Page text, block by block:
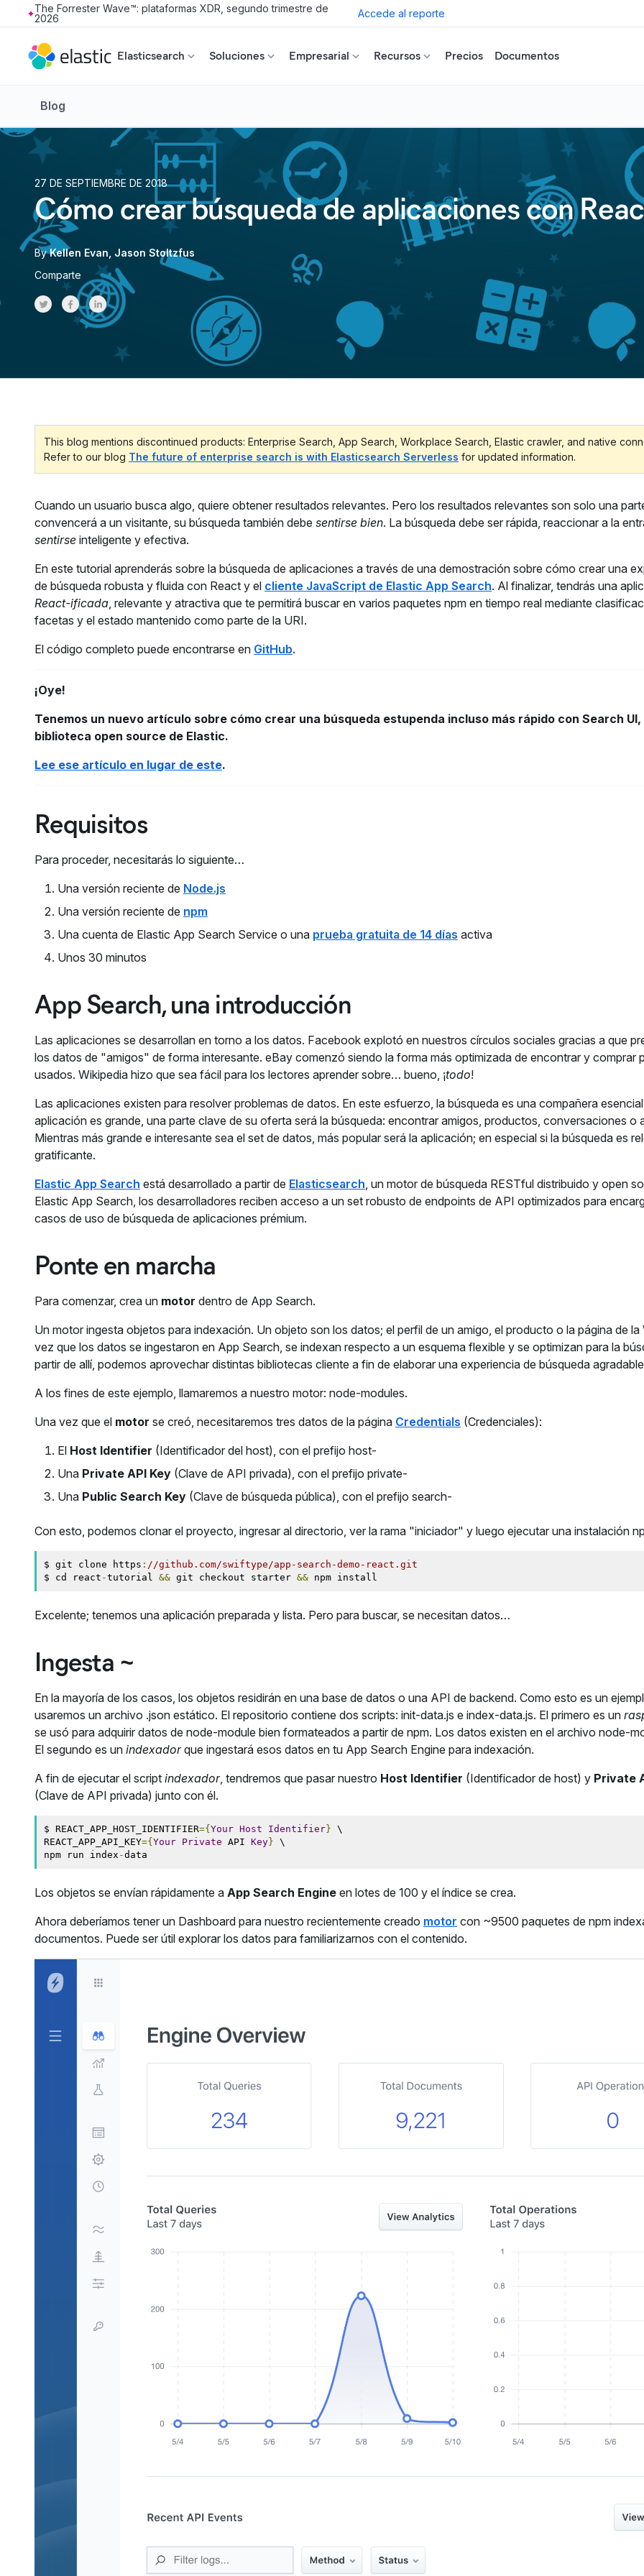
Skip to main content
The Forrester Wave™: plataformas XDR, segundo trimestre de
2026
Accede al reporte
Elasticsearch Soluciones Empresarial Recursos Precios Documentos
Blog
27 DE SEPTIEMBRE DE 2018
Cómo crear búsqueda de aplicaciones con
By Kellen Evan Jason Stoltzfus
Comparte
Share on Twitter
Share on Facebook
Share on LinkedInr
This blog mentions discontinued products: Enterprise Search, App Search, Workplace Search, Elastic crawler, and native
Refer to our blog The future of enterprise search is with Elasticsearch Serverless for updated information.
Cuando un usuario busca algo, quiere obtener resultados relevantes. Pero los resultados relevantes son solo una
convencerá a un visitante, su búsqueda también debe sentirse bien. La búsqueda debe ser rápida, reaccionar a la
sentirse inteligente y efectiva.
En este tutorial aprenderás sobre la búsqueda de aplicaciones a través de una demostración sobre cómo crear una
de búsqueda robusta y fluida con React y el cliente JavaScript de Elastic App Search. Al finalizar, tendrás una
React-ificada, relevante y atractiva que te permitirá buscar en varios paquetes npm en tiempo real mediante
facetas y el estado mantenido como parte de la URI.
El código completo puede encontrarse en GitHub.
¡Oye!
Tenemos un nuevo artículo sobre cómo crear una búsqueda estupenda incluso más rápido con Search UI,
biblioteca open source de Elastic.
Lee ese artículo en lugar de este.
Requisitos
Para proceder, necesitarás lo siguiente…
Una versión reciente de Node.js
Una versión reciente de npm
Una cuenta de Elastic App Search Service o una prueba gratuita de 14 días activa
Unos 30 minutos
App Search, una introducción
Las aplicaciones se desarrollan en torno a los datos. Facebook explotó en nuestros círculos sociales gracias a que
los datos de "amigos" de forma interesante. eBay comenzó siendo la forma más optimizada de encontrar y comprar
usados. Wikipedia hizo que sea fácil para los lectores aprender sobre… bueno, ¡todo!
Las aplicaciones existen para resolver problemas de datos. En este esfuerzo, la búsqueda es una compañera
aplicación es grande, una parte clave de su oferta será la búsqueda: encontrar amigos, productos, conversaciones o
Mientras más grande e interesante sea el set de datos, más popular será la aplicación; en especial si la búsqueda es
gratificante.
Elastic App Search está desarrollado a partir de Elasticsearch, un motor de búsqueda RESTful distribuido y open
Elastic App Search, los desarrolladores reciben acceso a un set robusto de endpoints de API optimizados para
casos de uso de búsqueda de aplicaciones prémium.
Ponte en marcha
Para comenzar, crea un motor dentro de App Search.
Un motor ingesta objetos para indexación. Un objeto son los datos; el perfil de un amigo, el producto o la página de la
vez que los datos se ingestaron en App Search, se indexan respecto a un esquema flexible y se optimizan para la
partir de allí, podemos aprovechar distintas bibliotecas cliente a fin de elaborar una experiencia de búsqueda
A los fines de este ejemplo, llamaremos a nuestro motor: node-modules.
Una vez que el motor se creó, necesitaremos tres datos de la página Credentials (Credenciales):
El Host Identifier (Identificador del host), con el prefijo host-
Una Private API Key (Clave de API privada), con el prefijo private-
Una Public Search Key (Clave de búsqueda pública), con el prefijo search-
Con esto, podemos clonar el proyecto, ingresar al directorio, ver la rama "iniciador" y luego ejecutar una instalación
$ git clone https : //github.com/swiftype/app-search-demo-react.git
$ cd react -tutorial && git checkout starter && npm install
Excelente; tenemos una aplicación preparada y lista. Pero para buscar, se necesitan datos…
Ingesta ~
En la mayoría de los casos, los objetos residirán en una base de datos o una API de backend. Como esto es un
usaremos un archivo .json estático. El repositorio contiene dos scripts: init-data.js e index-data.js. El primero es un
se usó para adquirir datos de node-module bien formateados a partir de npm. Los datos existen en el archivo node-
El segundo es un indexadorque ingestará esos datos en tu App Search Engine para indexación.
A fin de ejecutar el script indexador, tendremos que pasar nuestro Host Identifier (Identificador de host) y Private
(Clave de API privada) junto con él.
$ REACT_APP_HOST_IDENTIFIER={ Your Host Identifier} \
REACT_APP_API_KEY={ Your Private API Key} \
npm run index -data
Los objetos se envían rápidamente a App Search Engine en lotes de 100 y el índice se crea.
Ahora deberíamos tener un Dashboard para nuestro recientemente creado motor con ~9500 paquetes de npm
documentos. Puede ser útil explorar los datos para familiarizarnos con el contenido.